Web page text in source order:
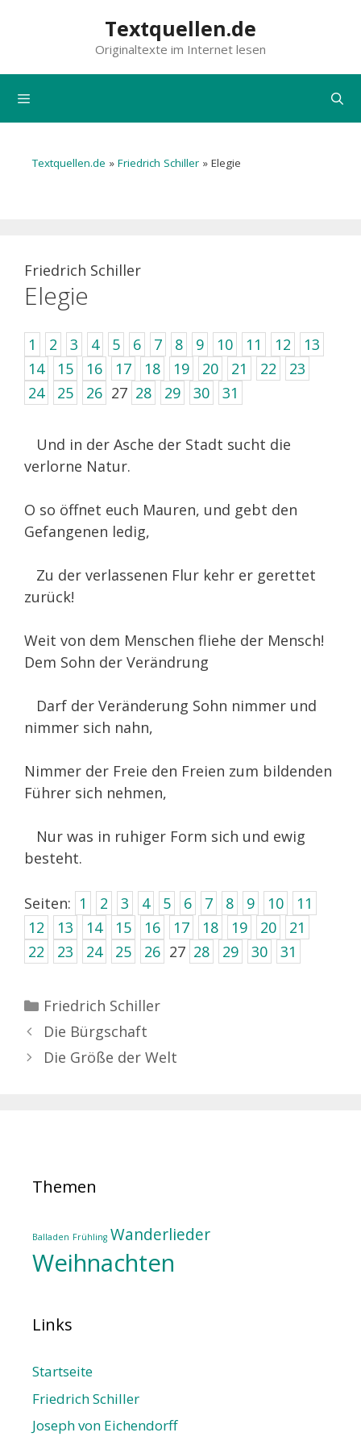
Textquellen.de
Originaltexte im Internet lesen
Textquellen.de » Friedrich Schiller » Elegie
Friedrich Schiller
Elegie
1 2 3 4 5 6 7 8 9 10 11 12
13
14
15 16 17 18 19 20 21 22
23
24
25 26 27 28 29 30 31
Und in der Asche der Stadt sucht die
verlorne Natur.
O so öffnet euch Mauren, und gebt den
Gefangenen ledig,
Zu der verlassenen Flur kehr er gerettet
zurück!
Weit von dem Menschen fliehe der Mensch!
Dem Sohn der Verändrung
Darf der Veränderung Sohn nimmer und
nimmer sich nahn,
Nimmer der Freie den Freien zum bildenden
Führer sich nehmen,
Nur was in ruhiger Form sich und ewig
besteht.
Seiten: 1 2 3 4 5 6 7 8 9 10
11
12
13 14 15 16 17 18 19 20
21
22
23 24 25 26 27 28 29 30 31
Kategorien
Friedrich Schiller
Die Bürgschaft
Die Größe der Welt
Themen
Balladen Frühling Wanderlieder
Weihnachten
Links
Startseite
Friedrich Schiller
Joseph von Eichendorff